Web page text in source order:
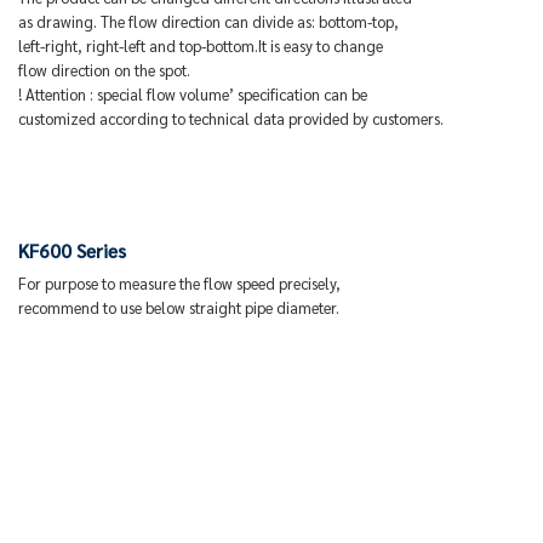
as drawing. The flow direction can divide as: bottom-top,
left-right, right-left and top-bottom.It is easy to change
flow direction on the spot.
! Attention : special flow volume’ specification can be
customized according to technical data provided by customers.
KF600 Series
For purpose to measure the flow speed precisely,
recommend to use below straight pipe diameter.